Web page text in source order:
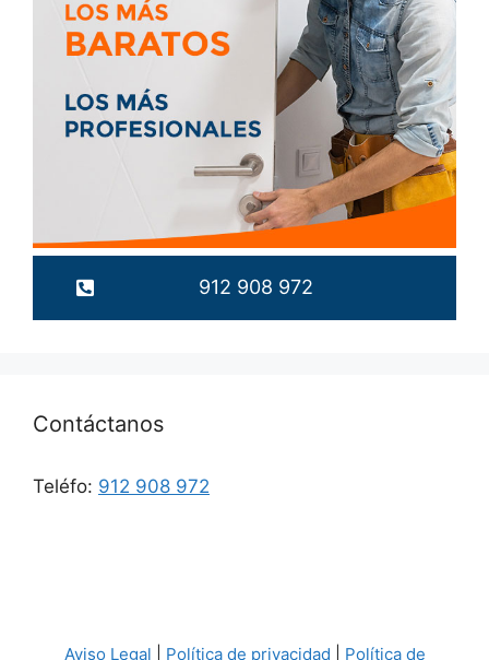
912 908 972
Contáctanos
Teléfo: 912 908 972
Aviso Legal Política de privacidad Política de